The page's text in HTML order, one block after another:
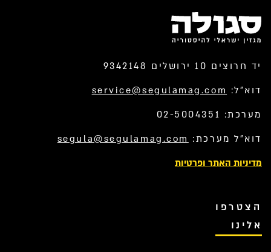
יד חרוצים 10 ירושלים 9342148
דוא”ל:service@segulamag.com
מערכת: 02-5004351
דוא”ל מערכת:segula@segulamag.com
מדיניות האתר ופרטיות
הצטרפו
אלינו